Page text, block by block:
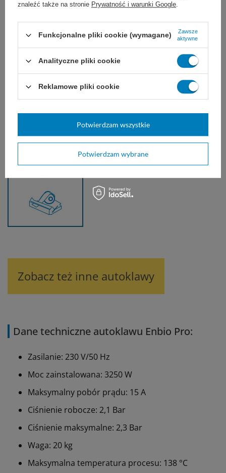
Zobacz też inne autoklawy
Dane techniczne autoklawu Enbio Pro:
Zasilanie: 230 V/50 Hz
Moc zainstalowana: 3250 W
Maksymalny pobór prądu: 15 A
Ciśnienie robocze: 2,1 Bar
Ciśnienie maksymalne: 2,3 Bar
Waga: 20 kg
Maksymalna temperatura procesu: 138 °C
znaleźć także na stronie Prywatność i warunki Google.
Funkcjonalne pliki cookie (wymagane)
Zawsze
aktywne
Analityczne pliki cookie
Reklamowe pliki cookie
Potwierdzam wybrane
Potwierdzam wszystkie